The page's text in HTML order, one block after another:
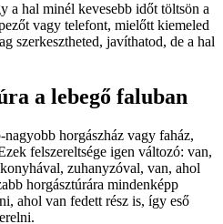
a hal minél kevesebb időt töltsön a
vagy telefont, mielőtt kiemeled
szerkesztheted, javíthatod, de a hal
a lebegő faluban
horgászház vagy faház,
felszereltsége igen változó: van,
zuhanyzóval, van, ahol
horgásztúrára mindenképp
ahol van fedett rész is, így eső